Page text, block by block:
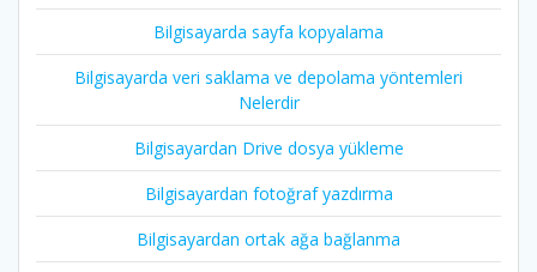
Bilgisayarda sayfa kopyalama
Bilgisayarda veri saklama ve depolama yöntemleri
Nelerdir
Bilgisayardan Drive dosya yükleme
Bilgisayardan fotoğraf yazdırma
Bilgisayardan ortak ağa bağlanma